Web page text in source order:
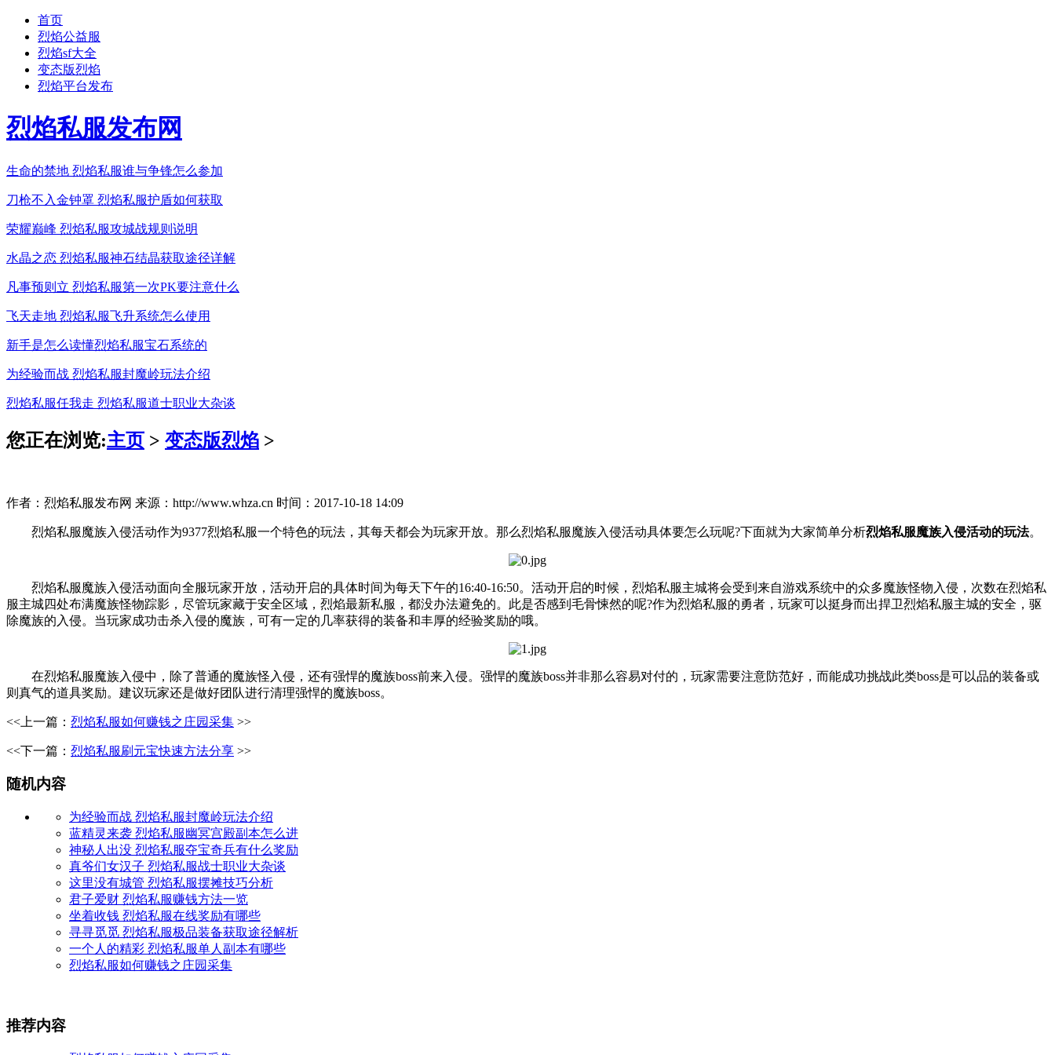
首页
烈焰公益服
烈焰sf大全
变态版烈焰
烈焰平台发布
烈焰私服发布网
生命的禁地 烈焰私服谁与争锋怎么参加
刀枪不入金钟罩 烈焰私服护盾如何获取
荣耀巅峰 烈焰私服攻城战规则说明
水晶之恋 烈焰私服神石结晶获取途径详解
凡事预则立 烈焰私服第一次PK要注意什么
飞天走地 烈焰私服飞升系统怎么使用
新手是怎么读懂烈焰私服宝石系统的
为经验而战 烈焰私服封魔岭玩法介绍
烈焰私服任我走 烈焰私服道士职业大杂谈
您正在浏览:主页 > 变态版烈焰 >
作者：烈焰私服发布网 来源：http://www.whza.cn 时间：2017-10-18 14:09
烈焰私服魔族入侵活动作为9377烈焰私服一个特色的玩法，其每天都会为玩家开放。那么烈焰私服魔族入侵活动具体要怎么玩呢?下面就为大家简单分析烈焰私服魔族入侵活动的玩法。
烈焰私服魔族入侵活动面向全服玩家开放，活动开启的具体时间为每天下午的16:40-16:50。活动开启的时候，烈焰私服主城将会受到来自游戏系统中的众多魔族怪物入侵，次数在烈焰私
服主城四处布满魔族怪物踪影，尽管玩家藏于安全区域，烈焰最新私服，都没办法避免的。此是否感到毛骨悚然的呢?作为烈焰私服的勇者，玩家可以挺身而出捍卫烈焰私服主城的安全，驱
除魔族的入侵。当玩家成功击杀入侵的魔族，可有一定的几率获得的装备和丰厚的经验奖励的哦。
在烈焰私服魔族入侵中，除了普通的魔族怪入侵，还有强悍的魔族boss前来入侵。强悍的魔族boss并非那么容易对付的，玩家需要注意防范好，而能成功挑战此类boss是可以品的装备或
则真气的道具奖励。建议玩家还是做好团队进行清理强悍的魔族boss。
<<上一篇： 烈焰私服如何赚钱之庄园采集 >>
<<下一篇： 烈焰私服刷元宝快速方法分享 >>
随机内容
为经验而战 烈焰私服封魔岭玩法介绍
蓝精灵来袭 烈焰私服幽冥宫殿副本怎么进
神秘人出没 烈焰私服夺宝奇兵有什么奖励
真爷们女汉子 烈焰私服战士职业大杂谈
这里没有城管 烈焰私服摆摊技巧分析
君子爱财 烈焰私服赚钱方法一览
坐着收钱 烈焰私服在线奖励有哪些
寻寻觅觅 烈焰私服极品装备获取途径解析
一个人的精彩 烈焰私服单人副本有哪些
烈焰私服如何赚钱之庄园采集
推荐内容